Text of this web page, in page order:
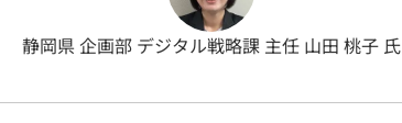
静岡県 企画部 デジタル戦略課 主任 山田 桃子 氏